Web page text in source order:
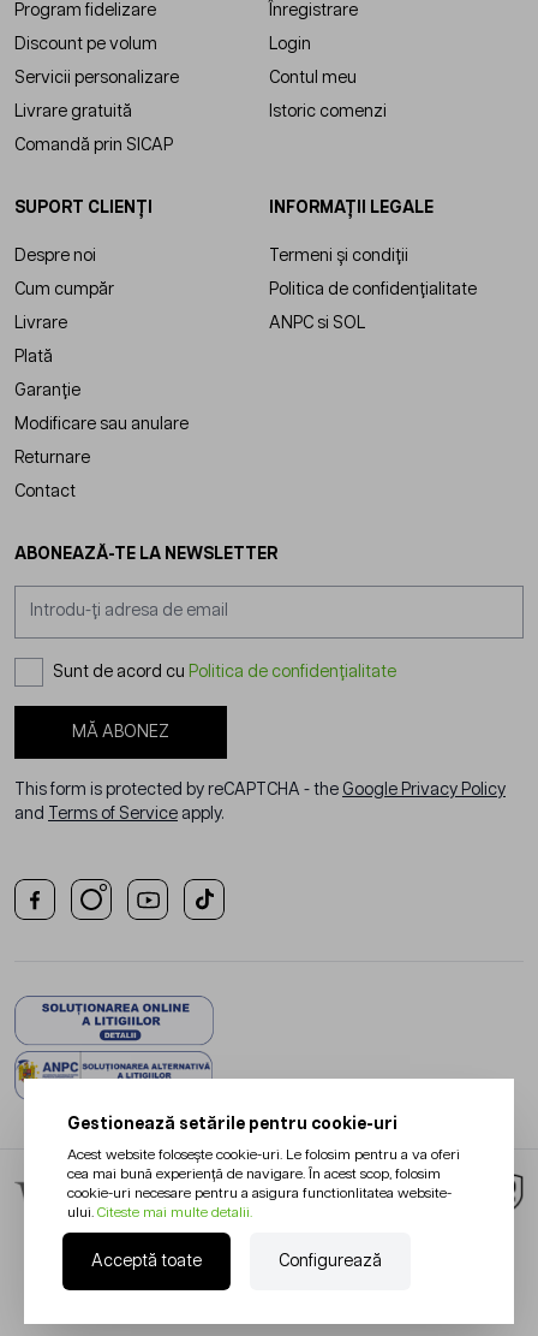
Program fidelizare
Discount pe volum
Servicii personalizare
Livrare gratuită
Comandă prin SICAP
Înregistrare
Login
Contul meu
Istoric comenzi
SUPORT CLIENȚI
Despre noi
Cum cumpăr
Livrare
Plată
Garanție
Modificare sau anulare
Returnare
Contact
INFORMAȚII LEGALE
Termeni și condiții
Politica de confidențialitate
ANPC si SOL
ABONEAZĂ-TE LA NEWSLETTER
Sunt de acord cu Politica de confidențialitate
MĂ ABONEZ
This form is protected by reCAPTCHA - the Google Privacy Policy
and
Terms of Service apply.
Gestionează setările pentru cookie-uri
Acest website folosește cookie-uri. Le folosim pentru a va oferi
cea mai bună experiență de navigare. În acest scop, folosim
cookie-uri necesare pentru a asigura functionlitatea website-
ului. Citeste mai multe detalii.
Acceptă toate Configurează